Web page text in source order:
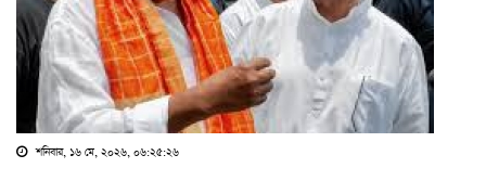
শনিবার, ১৬ মে, ২০২৬, ০৬:২৫:২৬